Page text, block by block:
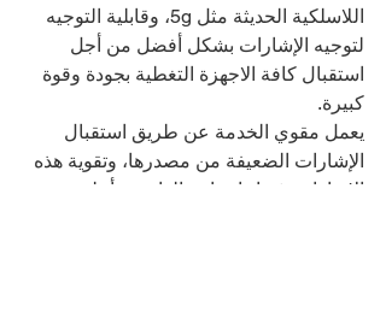
اللاسلكية الحديثة مثل 5g، وقابلية التوجيه
لتوجيه الإشارات بشكل أفضل من أجل
استقبال كافة الاجهزة التغطية بجودة وقوة
كبيرة.
يعمل مقوي الخدمة عن طريق استقبال
الإشارات الضعيفة من مصدرها، وتقوية هذه
الإشارات، ثم إعادة إرسالها بقوة أعلى